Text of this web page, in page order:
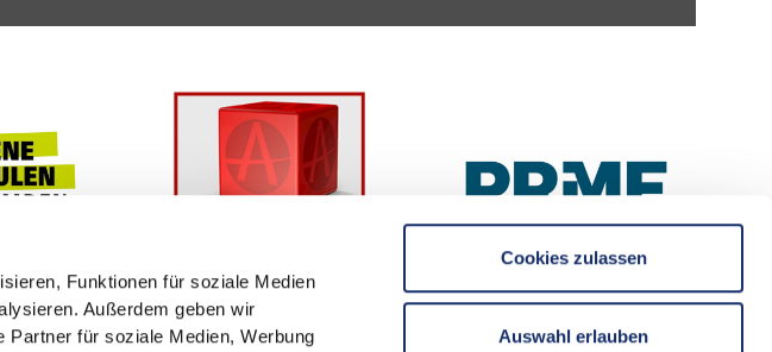
Funktionen für soziale Medien
Außerdem geben wir
Partner für soziale Medien, Werbung
Cookies zulassen
Auswahl erlauben